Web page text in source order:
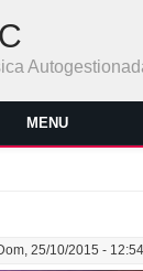
MENU
aquí
25/10/2015 - 12:54